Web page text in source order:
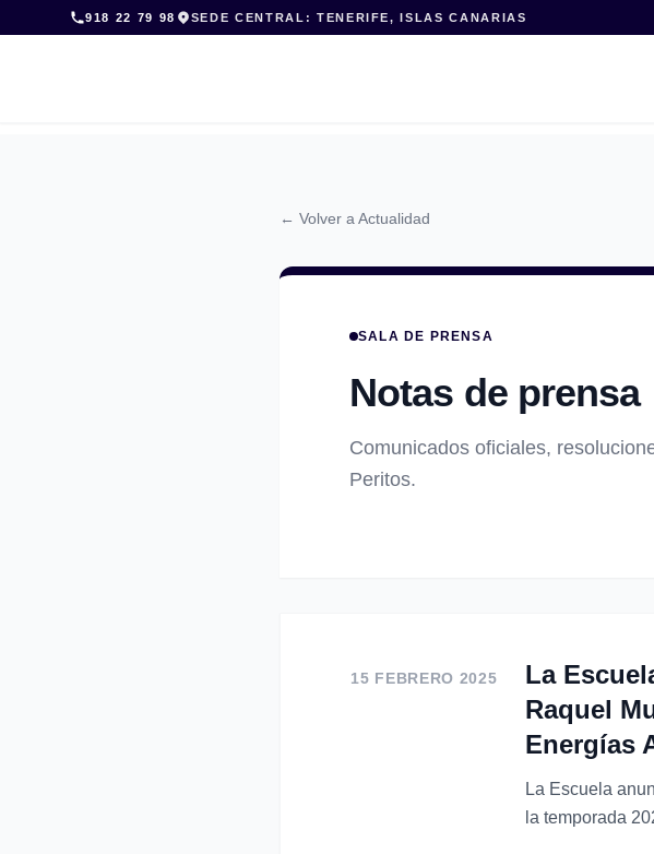
to
918 22 79 98 SEDE CENTRAL: TENERIFE, ISLAS CANARIAS
← Volver a Actualidad
SALA DE PRENSA
Notas de prensa
Comunicados oficiales,
Peritos.
15 FEBRERO 2025
La
Raquel
Energías
La Escuela
la temporada